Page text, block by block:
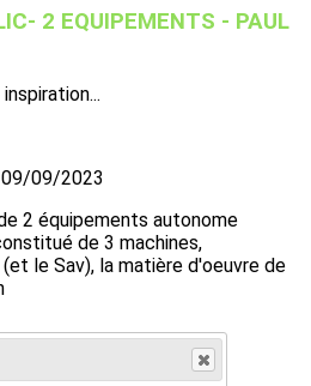
2 EQUIPEMENTS - PAUL
09/09/2023
2 équipements autonome
de 3 machines,
le Sav), la matière d'oeuvre de
PAUL CONSTANS